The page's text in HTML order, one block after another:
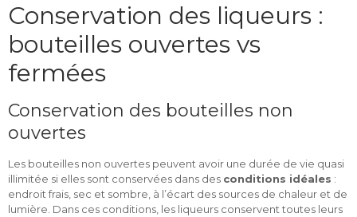
Conservation des liqueurs :
bouteilles ouvertes vs
fermées
Conservation des bouteilles non
ouvertes
Les bouteilles non ouvertes peuvent avoir une durée de vie quasi
illimitée si elles sont conservées dans des conditions idéales :
endroit frais, sec et sombre, à l’écart des sources de chaleur et de
lumière. Dans ces conditions, les liqueurs conservent toutes leurs